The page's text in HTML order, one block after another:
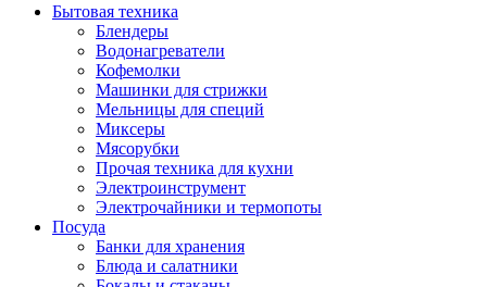
Бытовая техника
Блендеры
Водонагреватели
Кофемолки
Машинки для стрижки
Мельницы для специй
Миксеры
Мясорубки
Прочая техника для кухни
Электроинструмент
Электрочайники и термопоты
Посуда
Банки для хранения
Блюда и салатники